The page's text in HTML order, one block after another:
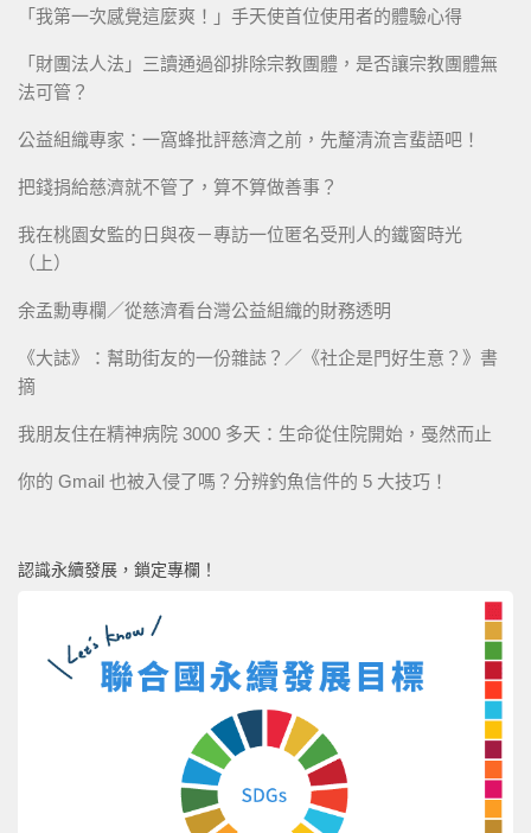
「我第一次感覺這麼爽！」手天使首位使用者的體驗心得
「財團法人法」三讀通過卻排除宗教團體，是否讓宗教團體無
法可管？
公益組織專家：一窩蜂批評慈濟之前，先釐清流言蜚語吧！
把錢捐給慈濟就不管了，算不算做善事？
我在桃園女監的日與夜－專訪一位匿名受刑人的鐵窗時光
（上）
余孟勳專欄／從慈濟看台灣公益組織的財務透明
《大誌》：幫助街友的一份雜誌？／《社企是門好生意？》書
摘
我朋友住在精神病院 3000 多天：生命從住院開始，戞然而止
你的 Gmail 也被入侵了嗎？分辨釣魚信件的 5 大技巧！
認識永續發展，鎖定專欄！